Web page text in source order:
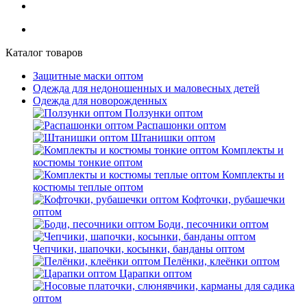
Каталог товаров
Защитные маски оптом
Одежда для недоношенных и маловесных детей
Одежда для новорожденных
Ползунки оптом
Распашонки оптом
Штанишки оптом
Комплекты и
костюмы тонкие оптом
Комплекты и
костюмы теплые оптом
Кофточки, рубашечки
оптом
Боди, песочники оптом
Чепчики, шапочки, косынки, банданы оптом
Пелёнки, клеёнки оптом
Царапки оптом